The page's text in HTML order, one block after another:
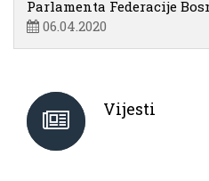
Parlamenta Federacije
06.04.2020
Vijesti